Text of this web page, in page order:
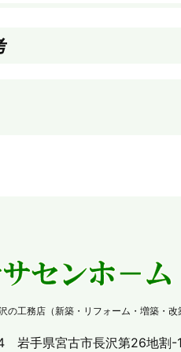
の工務店（新築・リフォーム・増築・
岩手県宮古市長沢第26地割-